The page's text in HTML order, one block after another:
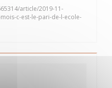
article/2019-11-
c-est-le-pari-de-l-ecole-